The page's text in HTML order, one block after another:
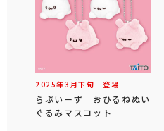
2025年3 月下旬 登場
らぶいーず おひるねぬい
ぐるみマスコット